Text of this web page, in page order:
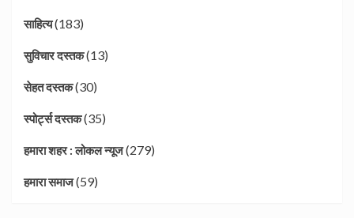
साहित्य(183)
सुविचार दस्तक(13)
सेहत दस्तक(30)
स्पोर्ट्स दस्तक(35)
हमारा शहर : लोकल न्यूज(279)
हमारा समाज(59)